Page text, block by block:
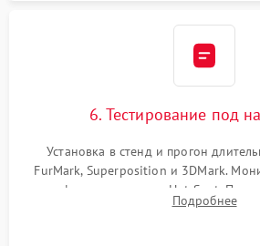
6. Тестирование под
Установка в стенд и прогон
FurMark, Superposition и 3DMark.
графического чипа и Hot Spot.
артефактов изображения, вылетов
Подробнее